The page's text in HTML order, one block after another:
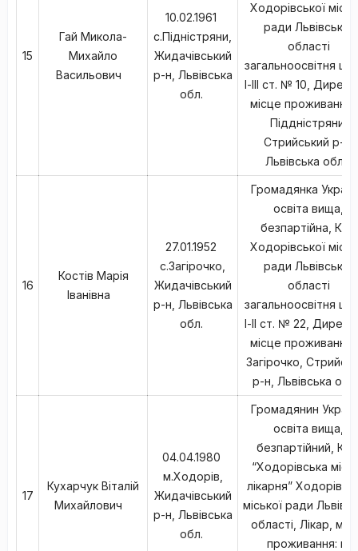
15
Гай Микола-
Михайло
Васильович
10.02.1961
с.Підністряни,
Жидачівський
р-н, Львівська
обл.
Ходорівської
ради Львівської
області
загальноосвітня
І-ІІІ ст. № 10,
місце проживання:
Піддністряни,
Стрийський р-н,
Львівська обл.,
16
Костів Марія
Іванівна
27.01.1952
с.Загірочко,
Жидачівський
р-н, Львівська
обл.
Громадянка
освіта вища,
безпартійна, КНЗ
Ходорівської
ради Львівської
області
загальноосвітня
І-ІІ ст. № 22,
місце проживання:
Загірочко,
р-н, Львівська
17
Кухарчук Віталій
Михайлович
04.04.1980
м.Ходорів,
Жидачівський
р-н, Львівська
обл.
Громадянин
освіта вища,
безпартійний,
“Ходорівська
лікарня”
міської ради
області, Лікар,
проживання: м.